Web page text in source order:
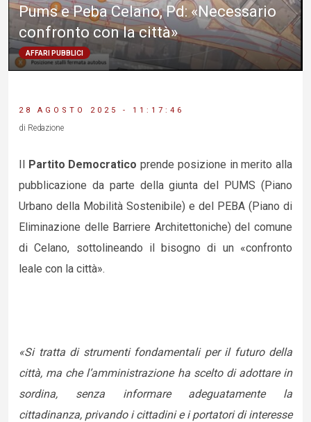
Pums e Peba Celano, Pd: «Necessario
confronto con la città»
AFFARI PUBBLICI
28 AGOSTO 2025 - 11:17:46
di Redazione
Il Partito Democratico prende posizione in merito alla
pubblicazione da parte della giunta del PUMS (Piano
Urbano della Mobilità Sostenibile) e del PEBA (Piano di
Eliminazione delle Barriere Architettoniche) del comune
di Celano, sottolineando il bisogno di un «confronto
leale con la città».
«Si tratta di strumenti fondamentali per il futuro della
città, ma che l’amministrazione ha scelto di adottare in
sordina, senza informare adeguatamente la
cittadinanza, privando i cittadini e i portatori di interesse